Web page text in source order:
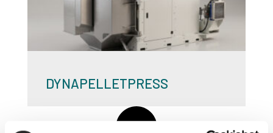
DYNAPELLETPRESS